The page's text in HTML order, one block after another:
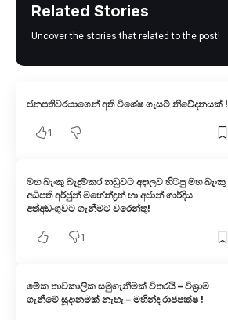
Related Stories
Uncover the stories that related to the post!
ජනපතිවරයාගෙන් අති විශේෂ ගැසට් නිවේදනයක් !
1
මහ බැංකු බැදුම්කර නඩුවට අදාල​ව හිටපු මහ බැංකු
අධිපති අර්ජුන් මහේන්ද්‍රන් හා අජාන් ගාර්දිය
අත්අඩංගුවට ගැනීමට වරෙන්තු!
1
මේක තාවකාලික සමුගැනීමක් විතරයි – විශ්‍රාම
ගැනීමේ සූදානමක් නැහැ – මහින්ද රාජපක්ෂ !